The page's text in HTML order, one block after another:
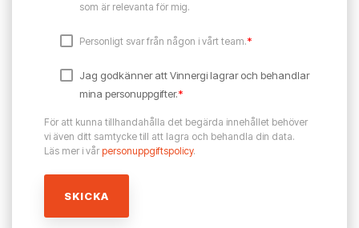
som är relevanta för mig.
Personligt svar från någon i vårt team.*
Jag godkänner att Vinnergi lagrar och behandlar
mina personuppgifter.*
För att kunna tillhandahålla det begärda innehållet behöver
vi även ditt samtycke till att lagra och behandla din data.
Läs mer i vår personuppgiftspolicy.